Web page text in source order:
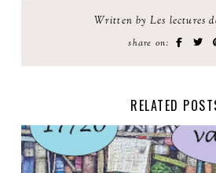
Written by Les lectures
share on:
RELATED